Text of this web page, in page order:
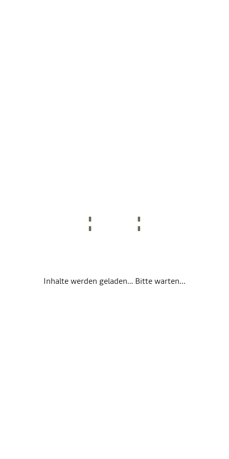
Inhalte werden geladen… Bitte warten...